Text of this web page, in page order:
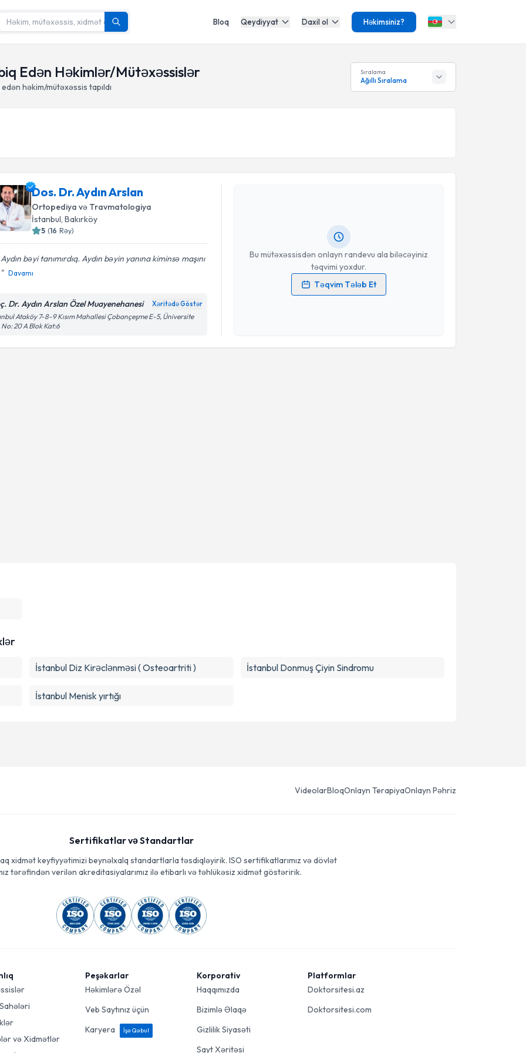
Bloq Qeydiyyat Daxil ol Həkimsiniz?
Edən Həkimlər/Mütəxəssislər
həkim/mütəxəssis tapıldı
Sıralama
Ağıllı Sıralama
Dos. Dr. Aydın Arslan
Ortopediya və Travmatologiya
İstanbul, Bakırköy
5 (16 Rəy)
bəyi tanımırdıq. Aydın bəyin yanına kiminsə maşını
Davamı
Dr. Aydın Arslan Özel Muayenehanesi Xəritədə Göstər
Ataköy 7-8-9 Kısım Mahallesi Çobançeşme E-5, Üniversite
No: 20 A Blok Kat:6
Bu mütəxəssisdən onlayn randevu ala biləcəyiniz
təqvimi yoxdur.
Təqvim Tələb Et
Şəxsi məlumatlarımın emal edilməsinə dair
İstanbul Diz Kirəclənməsi ( Osteoartriti ) İstanbul Donmuş Çiyin Sindromu
İstanbul Menisk yırtığı
VideolarBloqOnlayn TerapiyaOnlayn Pəhriz
Sertifikatlar və Standartlar
xidmət keyfiyyətimizi beynəlxalq standartlarla təsdiqləyirik. ISO sertifikatlarımız və dövlət
tərəfindən verilən akreditasiyalarımız ilə etibarlı və təhlükəsiz xidmət göstəririk.
və Xidmətlər
Peşəkarlar
Həkimlərə Özəl
Veb Saytınız üçün
Karyera
İşə Qəbul
Korporativ
Haqqımızda
Bizimlə Əlaqə
Gizlilik Siyasəti
Sayt Xəritəsi
Platformlar
Doktorsitesi.az
Doktorsitesi.com